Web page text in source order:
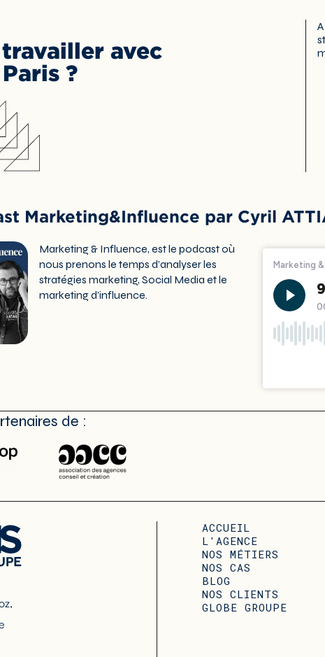
avec
?
Marketing&Influence par Cyril
Marketing & Influence, est le podcast où
nous prenons le temps d’analyser les
stratégies marketing, Social Media et le
marketing d’influence.
de :
ACCUEIL
L'AGENCE
NOS MÉTIERS
NOS CAS
BLOG
NOS CLIENTS
GLOBE GROUPE